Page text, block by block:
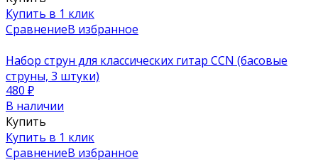
Купить в 1 клик
СравнениеВ избранное
Набор струн для классических гитар CCN (басовые
струны, 3 штуки)
480 ₽
В наличии
Купить
Купить в 1 клик
СравнениеВ избранное